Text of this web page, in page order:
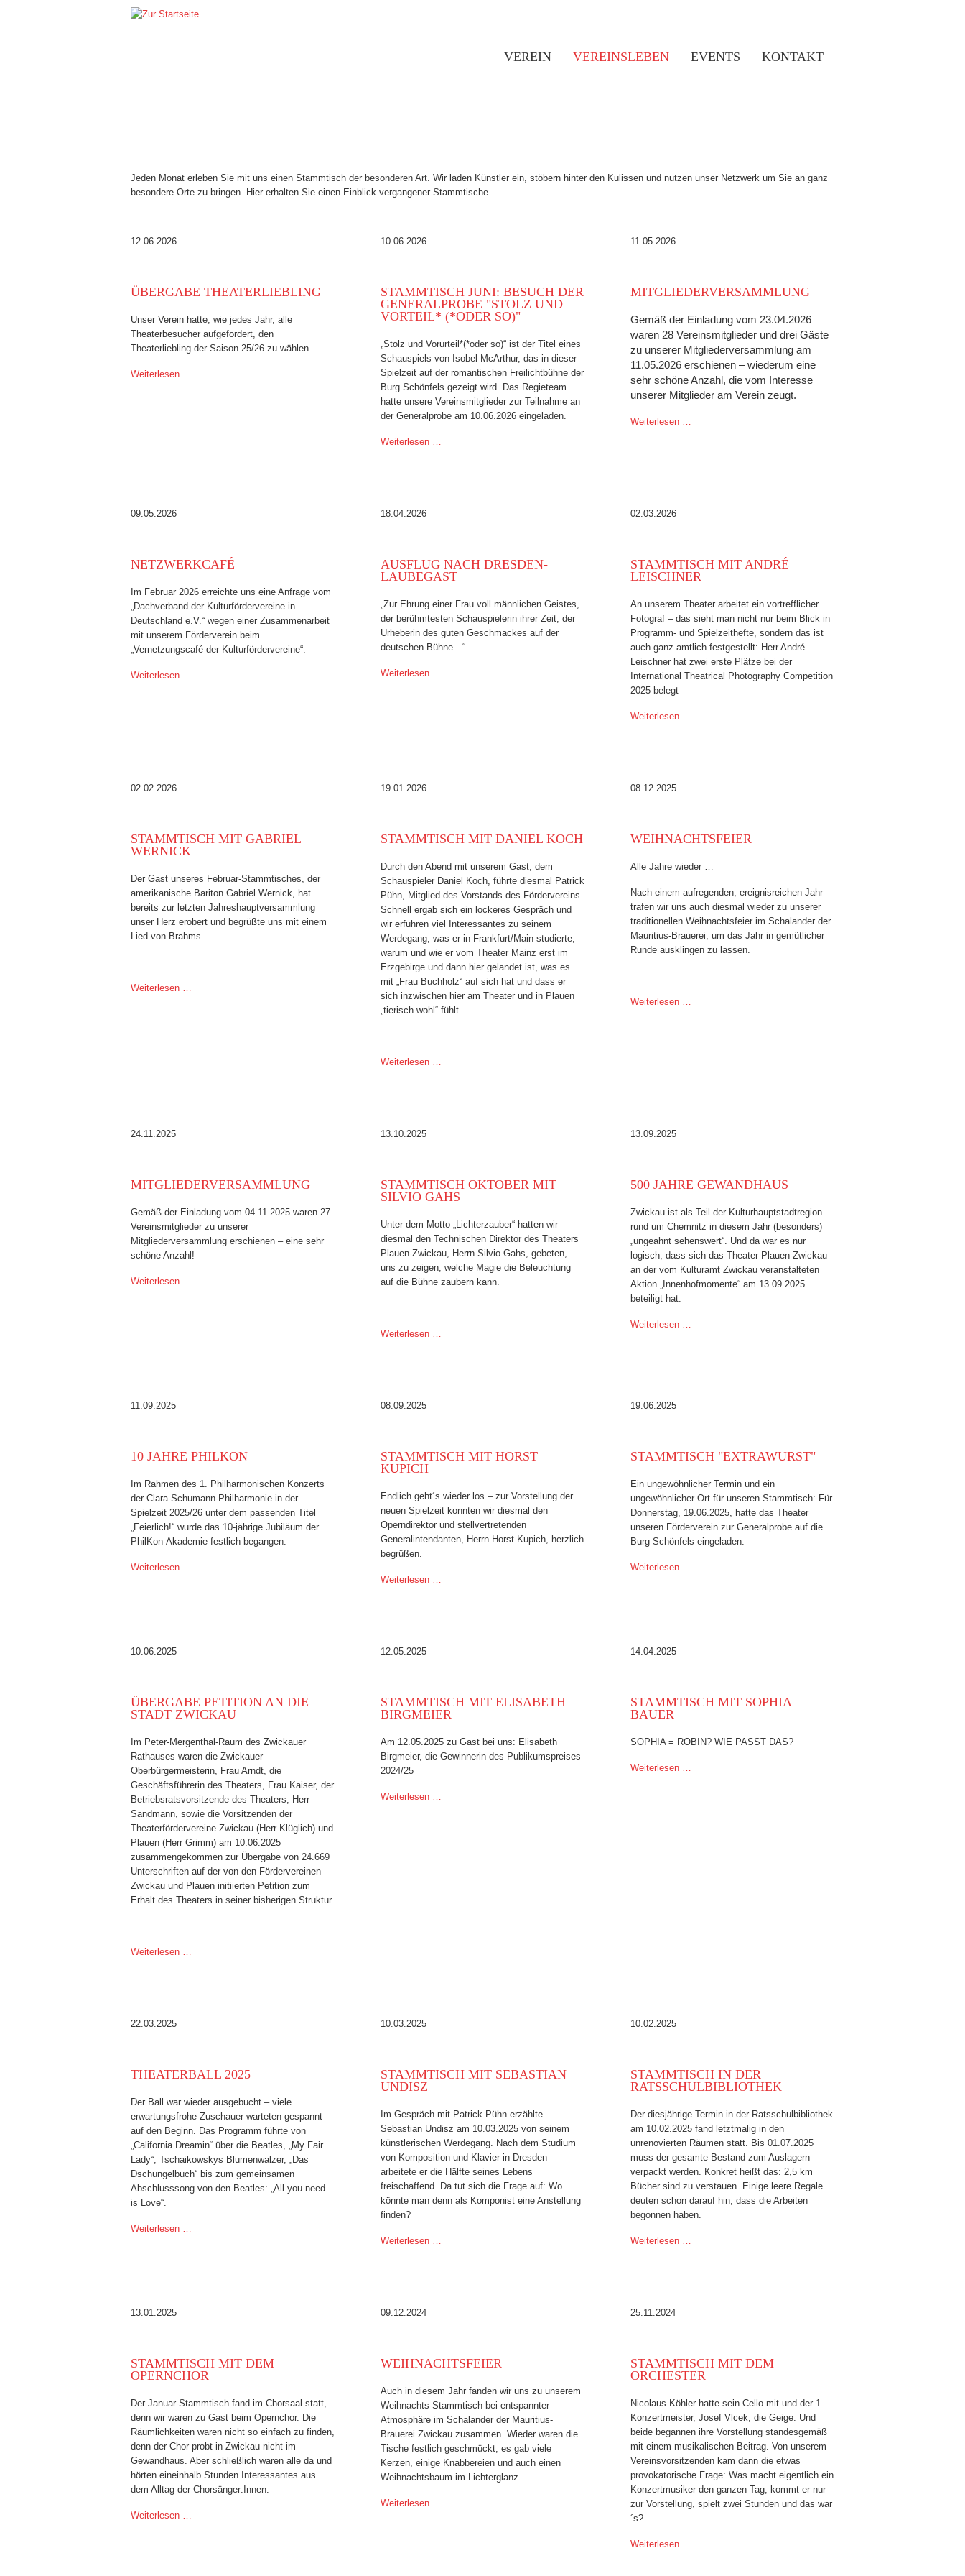
VEREIN VEREINSLEBEN EVENTS KONTAKT
Jeden Monat erleben Sie mit uns einen Stammtisch der besonderen Art. Wir laden Künstler ein, stöbern hinter den Kulissen und nutzen unser Netzwerk um Sie an ganz
besondere Orte zu bringen. Hier erhalten Sie einen Einblick vergangener Stammtische.
12.06.2026
ÜBERGABE THEATERLIEBLING
Unser Verein hatte, wie jedes Jahr, alle
Theaterbesucher aufgefordert, den
Theaterliebling der Saison 25/26 zu wählen.
Weiterlesen …
10.06.2026
STAMMTISCH JUNI: BESUCH DER
GENERALPROBE "STOLZ UND
VORTEIL* (*ODER SO)"
„Stolz und Vorurteil*(*oder so)“ ist der Titel eines
Schauspiels von Isobel McArthur, das in dieser
Spielzeit auf der romantischen Freilichtbühne der
Burg Schönfels gezeigt wird. Das Regieteam
hatte unsere Vereinsmitglieder zur Teilnahme an
der Generalprobe am 10.06.2026 eingeladen.
Weiterlesen …
11.05.2026
MITGLIEDERVERSAMMLUNG
Gemäß der Einladung vom 23.04.2026
waren 28 Vereinsmitglieder und drei Gäste
zu unserer Mitgliederversammlung am
11.05.2026 erschienen – wiederum eine
sehr schöne Anzahl, die vom Interesse
unserer Mitglieder am Verein zeugt.
Weiterlesen …
09.05.2026
NETZWERKCAFÉ
Im Februar 2026 erreichte uns eine Anfrage vom
„Dachverband der Kulturfördervereine in
Deutschland e.V.“ wegen einer Zusammenarbeit
mit unserem Förderverein beim
„Vernetzungscafé der Kulturfördervereine“.
Weiterlesen …
18.04.2026
AUSFLUG NACH DRESDEN-
LAUBEGAST
„Zur Ehrung einer Frau voll männlichen Geistes,
der berühmtesten Schauspielerin ihrer Zeit, der
Urheberin des guten Geschmackes auf der
deutschen Bühne…“
Weiterlesen …
02.03.2026
STAMMTISCH MIT ANDRÉ
LEISCHNER
An unserem Theater arbeitet ein vortrefflicher
Fotograf – das sieht man nicht nur beim Blick in
Programm- und Spielzeithefte, sondern das ist
auch ganz amtlich festgestellt: Herr André
Leischner hat zwei erste Plätze bei der
International Theatrical Photography Competition
2025 belegt
Weiterlesen …
02.02.2026
STAMMTISCH MIT GABRIEL
WERNICK
Der Gast unseres Februar-Stammtisches, der
amerikanische Bariton Gabriel Wernick, hat
bereits zur letzten Jahreshauptversammlung
unser Herz erobert und begrüßte uns mit einem
Lied von Brahms.
Weiterlesen …
19.01.2026
STAMMTISCH MIT DANIEL KOCH
Durch den Abend mit unserem Gast, dem
Schauspieler Daniel Koch, führte diesmal Patrick
Pühn, Mitglied des Vorstands des Fördervereins.
Schnell ergab sich ein lockeres Gespräch und
wir erfuhren viel Interessantes zu seinem
Werdegang, was er in Frankfurt/Main studierte,
warum und wie er vom Theater Mainz erst im
Erzgebirge und dann hier gelandet ist, was es
mit „Frau Buchholz“ auf sich hat und dass er
sich inzwischen hier am Theater und in Plauen
„tierisch wohl“ fühlt.
Weiterlesen …
08.12.2025
WEIHNACHTSFEIER
Alle Jahre wieder …
Nach einem aufregenden, ereignisreichen Jahr
trafen wir uns auch diesmal wieder zu unserer
traditionellen Weihnachtsfeier im Schalander der
Mauritius-Brauerei, um das Jahr in gemütlicher
Runde ausklingen zu lassen.
Weiterlesen …
24.11.2025
MITGLIEDERVERSAMMLUNG
Gemäß der Einladung vom 04.11.2025 waren 27
Vereinsmitglieder zu unserer
Mitgliederversammlung erschienen – eine sehr
schöne Anzahl!
Weiterlesen …
13.10.2025
STAMMTISCH OKTOBER MIT
SILVIO GAHS
Unter dem Motto „Lichterzauber“ hatten wir
diesmal den Technischen Direktor des Theaters
Plauen-Zwickau, Herrn Silvio Gahs, gebeten,
uns zu zeigen, welche Magie die Beleuchtung
auf die Bühne zaubern kann.
Weiterlesen …
13.09.2025
500 JAHRE GEWANDHAUS
Zwickau ist als Teil der Kulturhauptstadtregion
rund um Chemnitz in diesem Jahr (besonders)
„ungeahnt sehenswert“. Und da war es nur
logisch, dass sich das Theater Plauen-Zwickau
an der vom Kulturamt Zwickau veranstalteten
Aktion „Innenhofmomente“ am 13.09.2025
beteiligt hat.
Weiterlesen …
11.09.2025
10 JAHRE PHILKON
Im Rahmen des 1. Philharmonischen Konzerts
der Clara-Schumann-Philharmonie in der
Spielzeit 2025/26 unter dem passenden Titel
„Feierlich!“ wurde das 10-jährige Jubiläum der
PhilKon-Akademie festlich begangen.
Weiterlesen …
08.09.2025
STAMMTISCH MIT HORST
KUPICH
Endlich geht´s wieder los – zur Vorstellung der
neuen Spielzeit konnten wir diesmal den
Operndirektor und stellvertretenden
Generalintendanten, Herrn Horst Kupich, herzlich
begrüßen.
Weiterlesen …
19.06.2025
STAMMTISCH "EXTRAWURST"
Ein ungewöhnlicher Termin und ein
ungewöhnlicher Ort für unseren Stammtisch: Für
Donnerstag, 19.06.2025, hatte das Theater
unseren Förderverein zur Generalprobe auf die
Burg Schönfels eingeladen.
Weiterlesen …
10.06.2025
ÜBERGABE PETITION AN DIE
STADT ZWICKAU
Im Peter-Mergenthal-Raum des Zwickauer
Rathauses waren die Zwickauer
Oberbürgermeisterin, Frau Arndt, die
Geschäftsführerin des Theaters, Frau Kaiser, der
Betriebsratsvorsitzende des Theaters, Herr
Sandmann, sowie die Vorsitzenden der
Theaterfördervereine Zwickau (Herr Klüglich) und
Plauen (Herr Grimm) am 10.06.2025
zusammengekommen zur Übergabe von 24.669
Unterschriften auf der von den Fördervereinen
Zwickau und Plauen initiierten Petition zum
Erhalt des Theaters in seiner bisherigen Struktur.
Weiterlesen …
12.05.2025
STAMMTISCH MIT ELISABETH
BIRGMEIER
Am 12.05.2025 zu Gast bei uns: Elisabeth
Birgmeier, die Gewinnerin des Publikumspreises
2024/25
Weiterlesen …
14.04.2025
STAMMTISCH MIT SOPHIA
BAUER
SOPHIA = ROBIN? WIE PASST DAS?
Weiterlesen …
22.03.2025
THEATERBALL 2025
Der Ball war wieder ausgebucht – viele
erwartungsfrohe Zuschauer warteten gespannt
auf den Beginn. Das Programm führte von
„California Dreamin“ über die Beatles, „My Fair
Lady“, Tschaikowskys Blumenwalzer, „Das
Dschungelbuch“ bis zum gemeinsamen
Abschlusssong von den Beatles: „All you need
is Love“.
Weiterlesen …
10.03.2025
STAMMTISCH MIT SEBASTIAN
UNDISZ
Im Gespräch mit Patrick Pühn erzählte
Sebastian Undisz am 10.03.2025 von seinem
künstlerischen Werdegang. Nach dem Studium
von Komposition und Klavier in Dresden
arbeitete er die Hälfte seines Lebens
freischaffend. Da tut sich die Frage auf: Wo
könnte man denn als Komponist eine Anstellung
finden?
Weiterlesen …
10.02.2025
STAMMTISCH IN DER
RATSSCHULBIBLIOTHEK
Der diesjährige Termin in der Ratsschulbibliothek
am 10.02.2025 fand letztmalig in den
unrenovierten Räumen statt. Bis 01.07.2025
muss der gesamte Bestand zum Auslagern
verpackt werden. Konkret heißt das: 2,5 km
Bücher sind zu verstauen. Einige leere Regale
deuten schon darauf hin, dass die Arbeiten
begonnen haben.
Weiterlesen …
13.01.2025
STAMMTISCH MIT DEM
OPERNCHOR
Der Januar-Stammtisch fand im Chorsaal statt,
denn wir waren zu Gast beim Opernchor. Die
Räumlichkeiten waren nicht so einfach zu finden,
denn der Chor probt in Zwickau nicht im
Gewandhaus. Aber schließlich waren alle da und
hörten eineinhalb Stunden Interessantes aus
dem Alltag der Chorsänger:Innen.
Weiterlesen …
09.12.2024
WEIHNACHTSFEIER
Auch in diesem Jahr fanden wir uns zu unserem
Weihnachts-Stammtisch bei entspannter
Atmosphäre im Schalander der Mauritius-
Brauerei Zwickau zusammen. Wieder waren die
Tische festlich geschmückt, es gab viele
Kerzen, einige Knabbereien und auch einen
Weihnachtsbaum im Lichterglanz.
Weiterlesen …
25.11.2024
STAMMTISCH MIT DEM
ORCHESTER
Nicolaus Köhler hatte sein Cello mit und der 1.
Konzertmeister, Josef Vlcek, die Geige. Und
beide begannen ihre Vorstellung standesgemäß
mit einem musikalischen Beitrag. Von unserem
Vereinsvorsitzenden kam dann die etwas
provokatorische Frage: Was macht eigentlich ein
Konzertmusiker den ganzen Tag, kommt er nur
zur Vorstellung, spielt zwei Stunden und das war
´s?
Weiterlesen …